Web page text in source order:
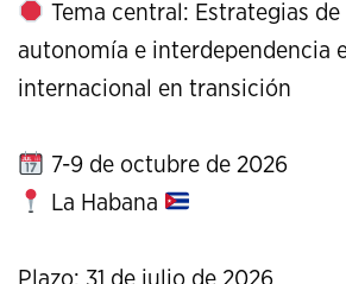
Tema central: Estrategias de
autonomía e interdependencia
internacional en transición
7-9 de octubre de 2026
La Habana